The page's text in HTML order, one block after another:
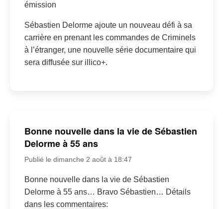
émission
Sébastien Delorme ajoute un nouveau défi à sa
carrière en prenant les commandes de Criminels
à l’étranger, une nouvelle série documentaire qui
sera diffusée sur illico+.
Bonne nouvelle dans la vie de Sébastien
Delorme à 55 ans
Publié le dimanche 2 août à 18:47
Bonne nouvelle dans la vie de Sébastien
Delorme à 55 ans… Bravo Sébastien… Détails
dans les commentaires: